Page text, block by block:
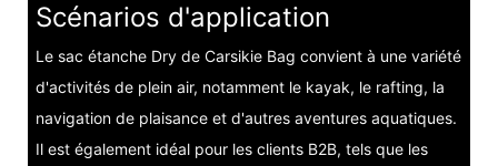
Scénarios d'application
Le sac étanche Dry de Carsikie Bag convient à une variété
d'activités de plein air, notamment le kayak, le rafting, la
navigation de plaisance et d'autres aventures aquatiques.
Il est également idéal pour les clients B2B, tels que les